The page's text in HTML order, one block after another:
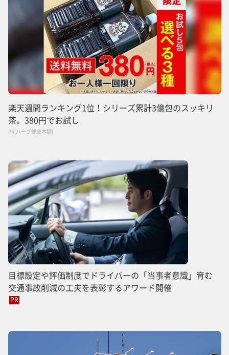
楽天週間ランキング1位！シリーズ累計3億包のスッキリ
茶。380円でお試し
PR(ハーブ健康本舗)
目標設定や評価制度でドライバーの「当事者意識」育む
交通事故削減の工夫を表彰するアワード開催
PR